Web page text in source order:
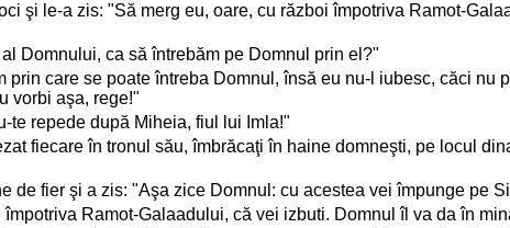
şi le-a zis: "Să merg eu, oare, cu război împotriva Ramot-
Domnului, ca să întrebăm pe Domnul prin el?"
prin care se poate întreba Domnul, însă eu nu-l iubesc, căci nu
vorbi aşa, rege!"
te repede după Miheia, fiul lui Imla!"
fiecare în tronul său, îmbrăcaţi în haine domneşti, pe locul
de fier şi a zis: "Aşa zice Domnul: cu acestea vei împunge pe
Ramot-Galaadului, că vei izbuti. Domnul îl va da în